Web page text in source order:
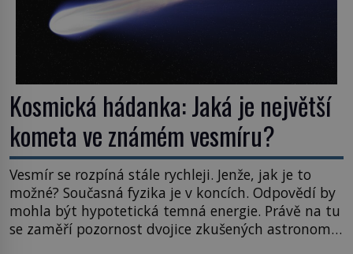
Kosmická hádanka: Jaká je největší
kometa ve známém vesmíru?
Vesmír se rozpíná stále rychleji. Jenže, jak je to
možné? Současná fyzika je v koncích. Odpovědí by
mohla být hypotetická temná energie. Právě na tu
se zaměří pozornost dvojice zkušených astronomů.